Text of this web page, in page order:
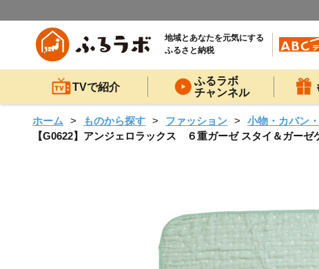
地域とあなたを元気にする
ふるさと納税
TVで紹介
ふるラボ
チャンネル
ホーム ものから探す ファッション
小物・カバン
【G0622】アンジェロラックス ６重ガーゼ スタイ＆ガー